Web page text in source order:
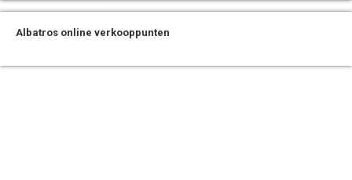
Albatros online verkooppunten